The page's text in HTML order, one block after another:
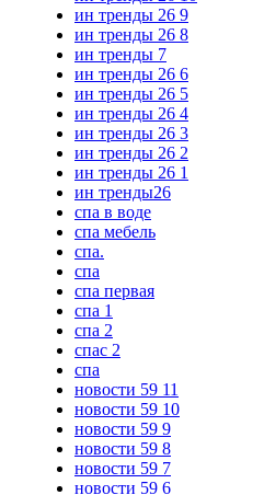
ин тренды 26 9
ин тренды 26 8
ин тренды 7
ин тренды 26 6
ин тренды 26 5
ин тренды 26 4
ин тренды 26 3
ин тренды 26 2
ин тренды 26 1
ин тренды26
спа в воде
спа мебель
спа.
спа
спа первая
спа 1
спа 2
спас 2
спа
новости 59 11
новости 59 10
новости 59 9
новости 59 8
новости 59 7
новости 59 6